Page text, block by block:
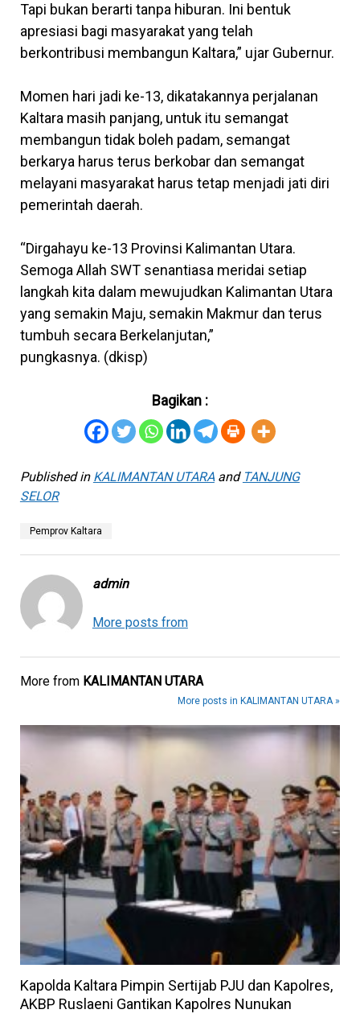
Tapi bukan berarti tanpa hiburan. Ini bentuk
apresiasi bagi masyarakat yang telah
berkontribusi membangun Kaltara,” ujar Gubernur.
Momen hari jadi ke-13, dikatakannya perjalanan
Kaltara masih panjang, untuk itu semangat
membangun tidak boleh padam, semangat
berkarya harus terus berkobar dan semangat
melayani masyarakat harus tetap menjadi jati diri
pemerintah daerah.
“Dirgahayu ke-13 Provinsi Kalimantan Utara.
Semoga Allah SWT senantiasa meridai setiap
langkah kita dalam mewujudkan Kalimantan Utara
yang semakin Maju, semakin Makmur dan terus
tumbuh secara Berkelanjutan,”
pungkasnya. (dkisp)
Bagikan :
Published in KALIMANTAN UTARAand TANJUNG
SELOR
Pemprov Kaltara
admin
More posts from
More from KALIMANTAN UTARA
More posts in KALIMANTAN UTARA »
Kapolda Kaltara Pimpin Sertijab PJU dan Kapolres,
AKBP Ruslaeni Gantikan Kapolres Nunukan